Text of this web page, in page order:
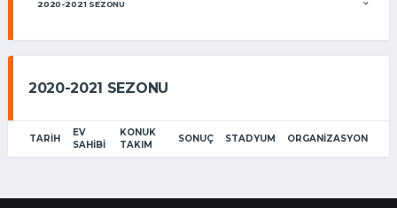
2020-2021 SEZONU
TARIH
EV
SAHIBI
KONUK
TAKIM
SONUÇ STADYUM ORGANIZASYON